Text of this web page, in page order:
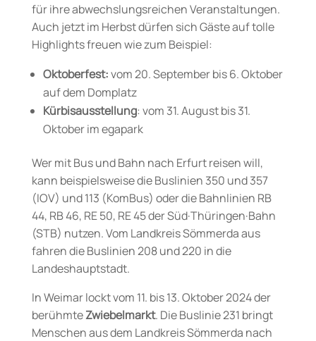
für ihre abwechslungsreichen Veranstaltungen.
Auch jetzt im Herbst dürfen sich Gäste auf tolle
Highlights freuen wie zum Beispiel:
Oktoberfest:vom 20.September bis 6. Oktober
auf dem Domplatz
Kürbisausstellung: vom 31. August bis 31.
Oktober im egapark
Wer mit Bus und Bahn nach Erfurt reisen will,
kann beispielsweise die Buslinien 350 und 357
(IOV) und 113 (KomBus) oder dieBahnlinien RB
44, RB 46, RE 50, RE 45 der Süd·Thüringen·Bahn
(STB) nutzen. Vom Landkreis Sömmerda aus
fahren die Buslinien 208 und 220 in die
Landeshauptstadt.
In Weimar lockt vom 11. bis 13. Oktober 2024 der
berühmteZwiebelmarkt. Die Buslinie 231 bringt
Menschen aus dem Landkreis Sömmerda nach